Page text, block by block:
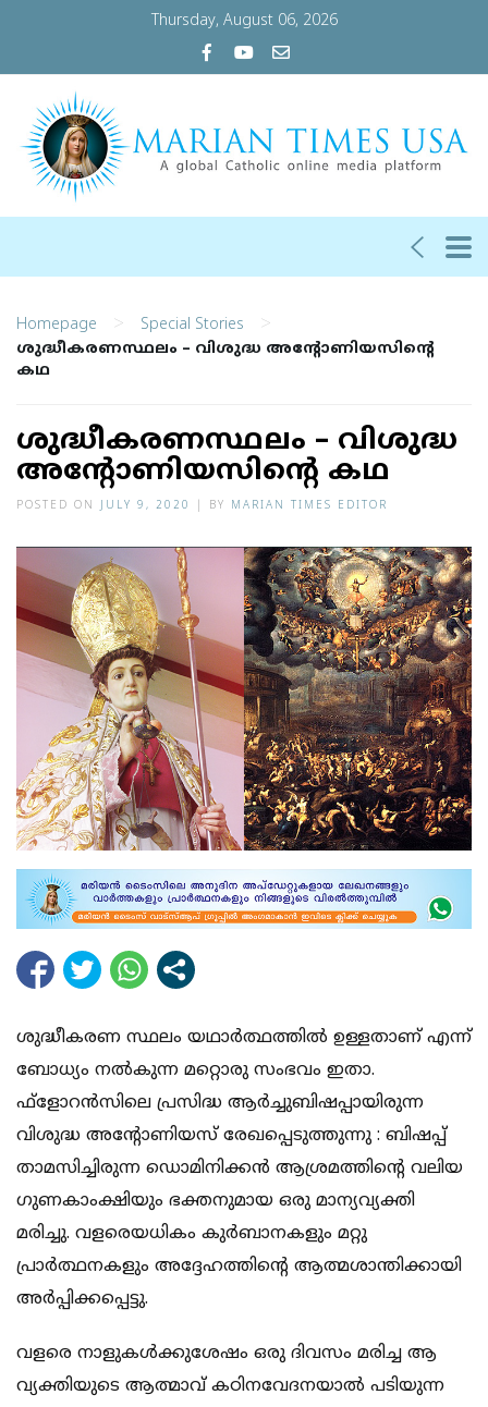
Thursday, August 06, 2026
Homepage > Special Stories >
ശുദ്ധീകരണസ്ഥലം – വിശുദ്ധ അന്റോണിയസിന്റെ
കഥ
ശുദ്ധീകരണസ്ഥലം – വിശുദ്ധ
അന്റോണിയസിന്റെ കഥ
POSTED ON JULY 9, 2020 BY MARIAN TIMES EDITOR
ശുദ്ധീകരണ സ്ഥലം യഥാര്‍ത്ഥത്തില്‍ ഉള്ളതാണ് എന്ന്
ബോധ്യം നല്‍കുന്ന മറ്റൊരു സംഭവം ഇതാ.
ഫ്‌ളോറന്‍സിലെ പ്രസിദ്ധ ആര്‍ച്ചുബിഷപ്പായിരുന്ന
വിശുദ്ധ അന്റോണിയസ് രേഖപ്പെടുത്തുന്നു : ബിഷപ്പ്
താമസിച്ചിരുന്ന ഡൊമിനിക്കന്‍ ആശ്രമത്തിന്റെ വലിയ
ഗുണകാംക്ഷിയും ഭക്തനുമായ ഒരു മാന്യവ്യക്തി
മരിച്ചു. വളരെയധികം കുര്‍ബാനകളും മറ്റു
പ്രാര്‍ത്ഥനകളും അദ്ദേഹത്തിന്റെ ആത്മശാന്തിക്കായി
അര്‍പ്പിക്കപ്പെട്ടു.
വളരെ നാളുകള്‍ക്കുശേഷം ഒരു ദിവസം മരിച്ച ആ
വ്യക്തിയുടെ ആത്മാവ് കഠിനവേദനയാല്‍ പടിയുന്ന